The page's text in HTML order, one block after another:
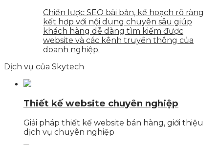
Chiến lược SEO bài bản, kế hoạch rõ ràng
kết hợp với nội dung chuyên sâu giúp
khách hàng dễ dàng tìm kiếm được
website và các kênh truyền thông của
doanh nghiệp.
Dịch vụ của Skytech
Thiết kế website chuyên nghiệp
Giải pháp thiết kế website bán hàng, giới thiệu
dịch vụ chuyên nghiệp